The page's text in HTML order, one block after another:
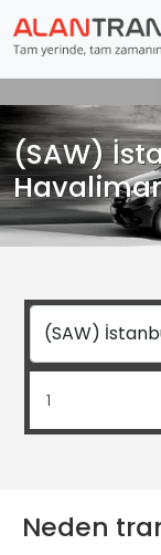
(SAW)
Neden